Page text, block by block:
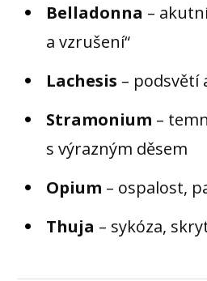
Belladonna –
a vzrušení“
Lachesis – podsvětí
Stramonium –
s výrazným děsem
Opium – ospalost,
Thuja – sykóza,